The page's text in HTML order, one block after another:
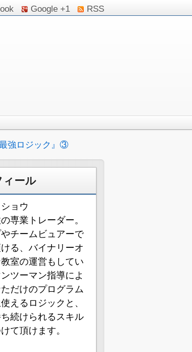
Google +1 RSS
強ロジック』③
ィール
ョウ
専業トレーダー。
チームビュアーで
る、バイナリーオ
室の運営もしてい
ツーマン指導によ
だけのプログラム
えるロジックと、
続けられるスキル
て頂けます。